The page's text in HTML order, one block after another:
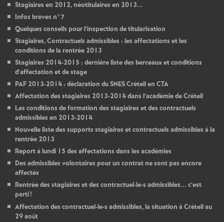
Stagiaires en 2012, néotitulaires en 2013...
Infos brèves n°7
Quelques conseils pour l’inspection de titularisation
Stagiaires, Contractuels admissibles : les affectations et les
conditions de la rentrée 2013
Stagiaires 2014-2015 : dernière liste des berceaux et conditions
d’affectation et de stage
PAF 2013-2014 : déclaration duSNESCréteil en CTA
Affectation des stagiaires 2013-2014 dans l’académie de Créteil
Les conditions de formation des stagiaires et des contractuels
admissibles en 2013-2014
Nouvelle liste des supports stagiaires et contractuels admissibles à la
rentrée 2013
Report à lundi 15 des affectations dans les académies
Des admissibles volontaires pour un contrat ne sont pas encore
affectés
Rentrée des stagiaires et des contractuel-le-s admissibles... c’est
parti!
Affectation des contractuel-le-s admissibles, la situation à Créteil au
29 août